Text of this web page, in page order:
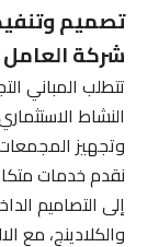
تصميم
شركة العامل
تتطلب المباني
النشاط
وتجهيز المجمعات
نقدم خدمات
إلى التصاميم
والكلادينج، مع